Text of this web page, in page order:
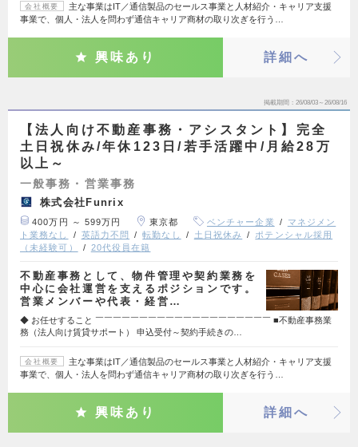
会社概要
主な事業はIT／通信製品のセールス事業と人材紹介・キャリア支援
事業で、個人・法人を問わず通信キャリア商材の取り次ぎを行う…
興味あり 詳細へ
掲載期間 26/08/03～26/08/16
【法人向け不動産事務・アシスタント】完全
土日祝休み/年休123日/若手活躍中/月給28万
以上～
一般事務・営業事務
株式会社Funrix
400万円 ～ 599万円 東京都 ベンチャー企業
マネジメン
ト業務なし
英語力不問 転勤なし 土日祝休み
ポテンシャル採用
（未経験可）
20代役員在籍
不動産事務として、物件管理や契約業務を
中心に会社運営を支えるポジションです。
営業メンバーや代表・経営…
◆ お任せすること ￣￣￣￣￣￣￣￣￣￣￣￣￣￣￣￣￣￣￣￣ ■不動産事務業
務（法人向け賃貸サポート） 申込受付～契約手続きの…
会社概要
主な事業はIT／通信製品のセールス事業と人材紹介・キャリア支援
事業で、個人・法人を問わず通信キャリア商材の取り次ぎを行う…
興味あり 詳細へ